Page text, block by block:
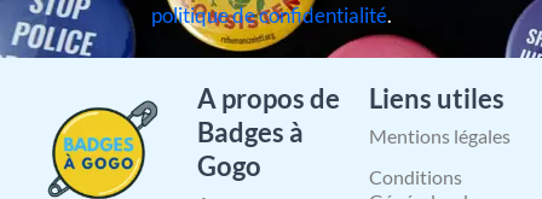
politique de confidentialité.
A propos de
Badges à
Gogo
Liens utiles
Mentions légales
Conditions